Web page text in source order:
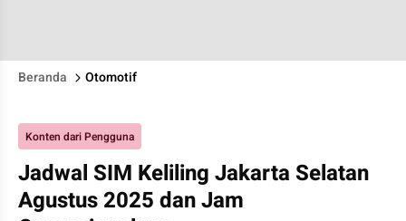
Beranda Otomotif
Konten dari Pengguna
Jadwal SIM Keliling Jakarta Selatan
Agustus 2025 dan Jam